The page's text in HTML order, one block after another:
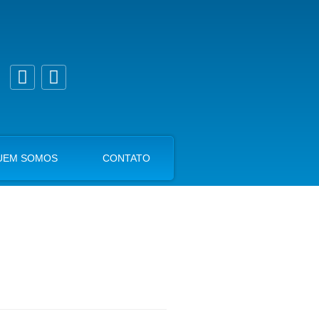
SOMOS CONTATO